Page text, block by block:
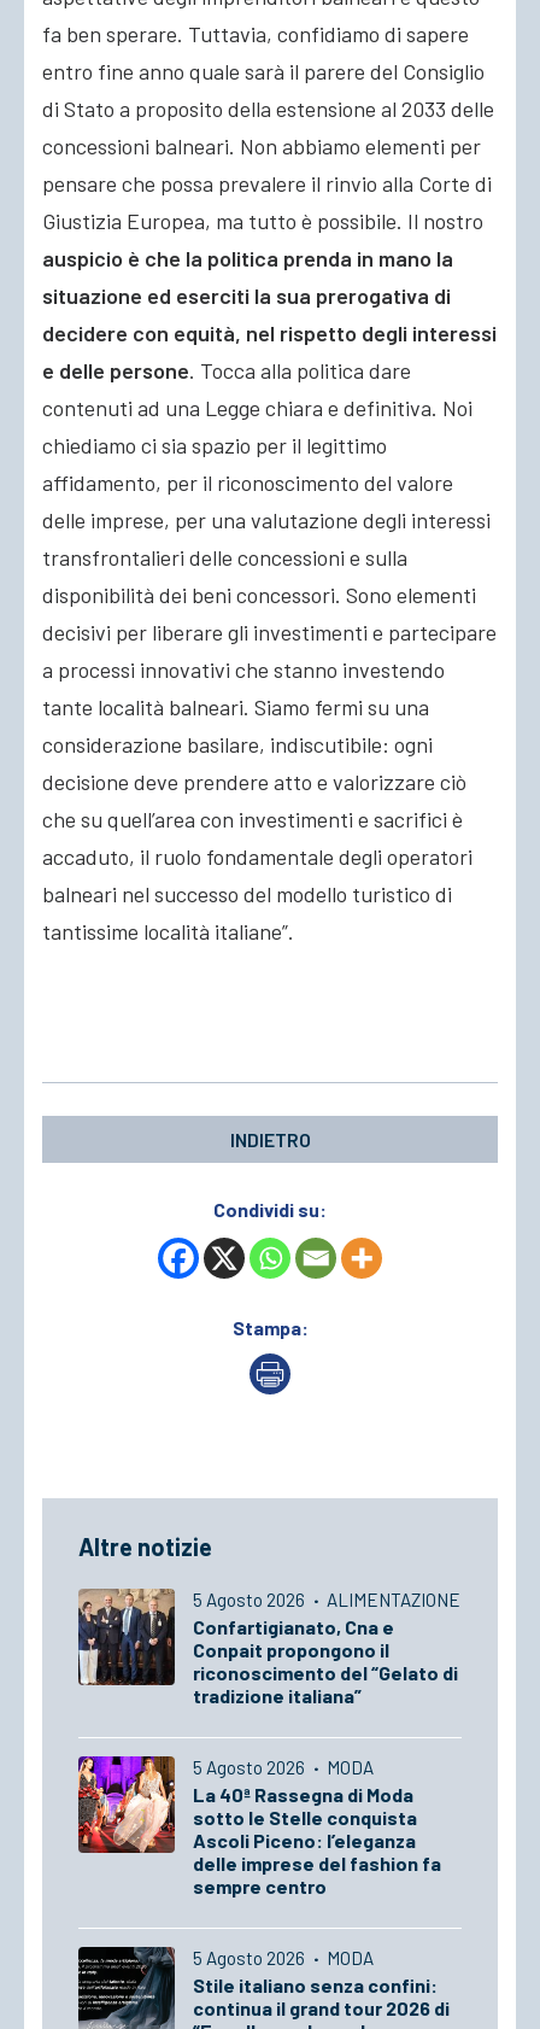
fa ben sperare. Tuttavia, confidiamo di sapere
entro fine anno quale sarà il parere del Consiglio
di Stato a proposito della estensione al 2033 delle
concessioni balneari. Non abbiamo elementi per
pensare che possa prevalere il rinvio alla Corte di
Giustizia Europea, ma tutto è possibile. Il nostro
auspicio è che la politica prenda in mano la
situazione ed eserciti la sua prerogativa di
decidere con equità, nel rispetto degli interessi
e delle persone. Tocca alla politica dare
contenuti ad una Legge chiara e definitiva. Noi
chiediamo ci sia spazio per il legittimo
affidamento, per il riconoscimento del valore
delle imprese, per una valutazione degli interessi
transfrontalieri delle concessioni e sulla
disponibilità dei beni concessori. Sono elementi
decisivi per liberare gli investimenti e partecipare
a processi innovativi che stanno investendo
tante località balneari. Siamo fermi su una
considerazione basilare, indiscutibile: ogni
decisione deve prendere atto e valorizzare ciò
che su quell’area con investimenti e sacrifici è
accaduto, il ruolo fondamentale degli operatori
balneari nel successo del modello turistico di
tantissime località italiane”.
INDIETRO
Condividi su:
Stampa:
Altre notizie
5 Agosto 2026 · ALIMENTAZIONE
Confartigianato, Cna e
Conpait propongono il
riconoscimento del “Gelato di
tradizione italiana”
5 Agosto 2026 · MODA
La 40ª Rassegna di Moda
sotto le Stelle conquista
Ascoli Piceno: l’eleganza
delle imprese del fashion fa
sempre centro
5 Agosto 2026 · MODA
Stile italiano senza confini:
continua il grand tour 2026 di